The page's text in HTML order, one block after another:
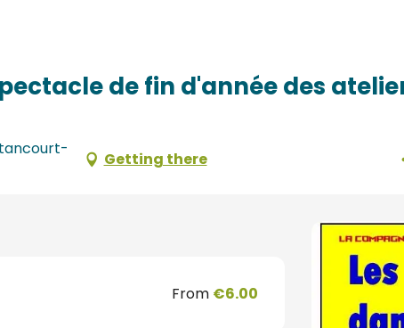
de fin d'année des
Getting there
From €6.00